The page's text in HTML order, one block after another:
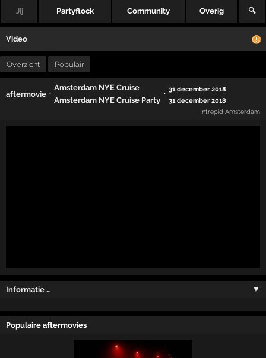
Jij Partyflock Community Overig 🔍
Video
Overzicht Populair
aftermovie ·
Amsterdam NYE Cruise
Amsterdam NYE Cruise Party
·
31 december 2018
31 december 2018
Intrepid Amsterdam
Informatie … ▼
Populaire aftermovies